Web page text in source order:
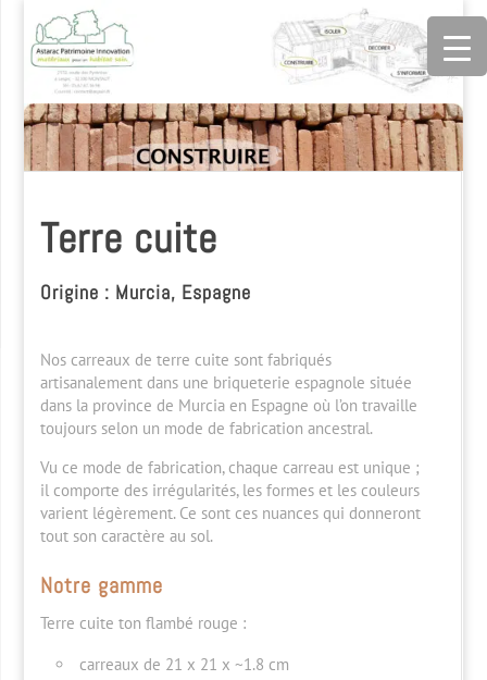
Terre cuite
Origine : Murcia, Espagne
Nos carreaux de terre cuite sont fabriqués
artisanalement dans une briqueterie espagnole située
dans la province de Murcia en Espagne où l’on travaille
toujours selon un mode de fabrication ancestral.
Vu ce mode de fabrication, chaque carreau est unique ;
il comporte des irrégularités, les formes et les couleurs
varient légèrement. Ce sont ces nuances qui donneront
tout son caractère au sol.
Notre gamme
Terre cuite ton flambé rouge :
carreaux de 21 x 21 x ~1.8 cm